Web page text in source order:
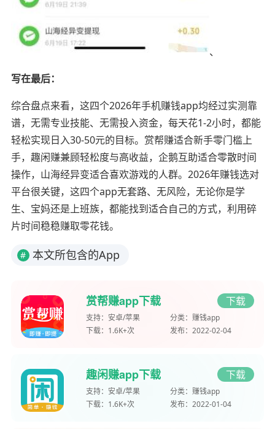
、
写在最后：
综合盘点来看，这四个2026年手机赚钱app均经过实测靠
谱，无需专业技能、无需投入资金，每天花1-2小时，都能
轻松实现日入30-50元的目标。赏帮赚适合新手零门槛上
手，趣闲赚兼顾轻松度与高收益，企鹅互助适合零散时间
操作，山海经异变适合喜欢游戏的人群。2026年赚钱选对
平台很关键，这四个app无套路、无风险，无论你是学
生、宝妈还是上班族，都能找到适合自己的方式，利用碎
片时间稳稳赚取零花钱。
# 本文所包含的App
赏帮赚app下载 下载
支持： 安卓/苹果 分类： 赚钱app
下载： 1.6K+次 发布： 2022-02-04
趣闲赚app下载 下载
支持： 安卓/苹果 分类： 赚钱app
下载： 1.6K+次 发布： 2022-01-04